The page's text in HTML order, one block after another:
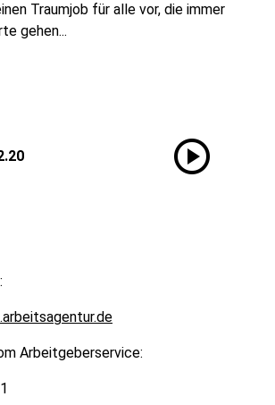
Traumjob für alle vor, die immer
gehen...
play_circle
Arbeitgeberservice: